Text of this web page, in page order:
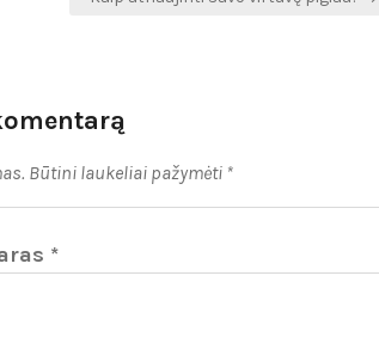
Būtini laukeliai pažymėti *
*